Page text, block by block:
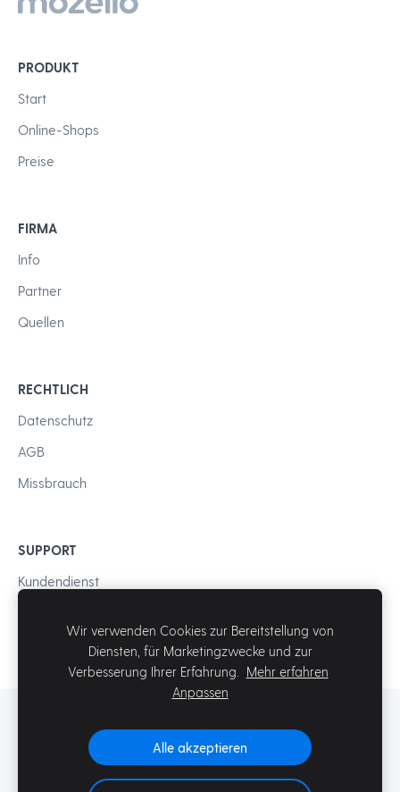
PRODUKT
Start
Online-Shops
Preise
FIRMA
Info
Partner
Quellen
RECHTLICH
Datenschutz
AGB
Missbrauch
SUPPORT
Kundendienst
Wir verwenden Cookies zur Bereitstellung von
Diensten, für Marketingzwecke und zur
Verbesserung Ihrer Erfahrung.
Mehr erfahren
Anpassen
Alle akzeptieren